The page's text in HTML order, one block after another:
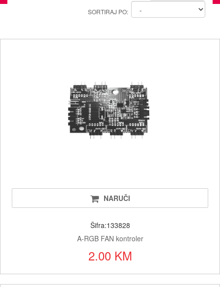
SORTIRAJ PO:
NARUČI
Šifra:133828
A-RGB FAN kontroler
2.00 KM